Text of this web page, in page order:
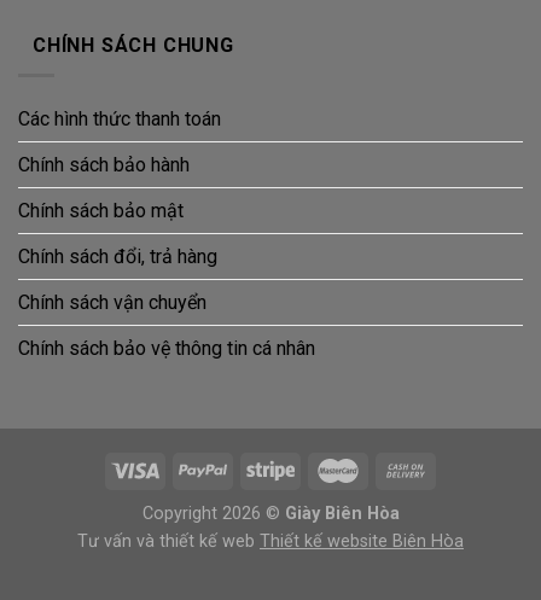
CHÍNH SÁCH CHUNG
Các hình thức thanh toán
Chính sách bảo hành
Chính sách bảo mật
Chính sách đổi, trả hàng
Chính sách vận chuyển
Chính sách bảo vệ thông tin cá nhân
Copyright 2026 © Giày Biên Hòa
Tư vấn và thiết kế web Thiết kế website Biên Hòa